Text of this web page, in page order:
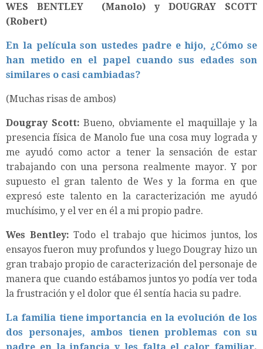
WES BENTLEY (Manolo) y DOUGRAY SCOTT
(Robert)
En la película son ustedes padre e hijo, ¿Cómo se
han metido en el papel cuando sus edades son
similares o casi cambiadas?
(Muchas risas de ambos)
Dougray Scott: Bueno, obviamente el maquillaje y la
presencia física de Manolo fue una cosa muy lograda y
me ayudó como actor a tener la sensación de estar
trabajando con una persona realmente mayor. Y por
supuesto el gran talento de Wes y la forma en que
expresó este talento en la caracterización me ayudó
muchísimo, y el ver en él a mi propio padre.
Wes Bentley: Todo el trabajo que hicimos juntos, los
ensayos fueron muy profundos y luego Dougray hizo un
gran trabajo propio de caracterización del personaje de
manera que cuando estábamos juntos yo podía ver toda
la frustración y el dolor que él sentía hacia su padre.
La familia tiene importancia en la evolución de los
dos personajes, ambos tienen problemas con su